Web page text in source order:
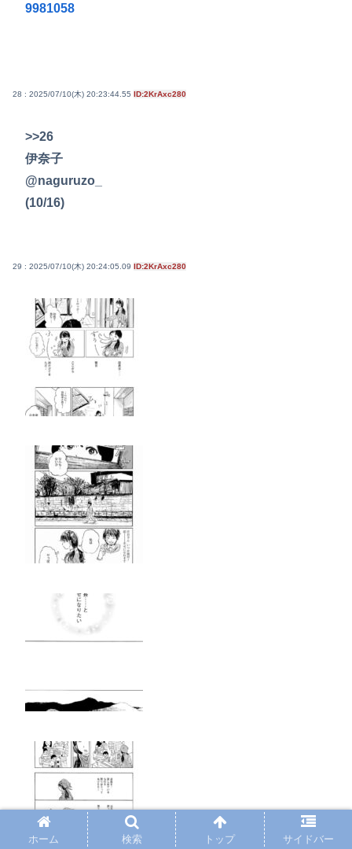
9981058
28 : 2025/07/10(木) 20:23:44.55 ID:2KrAxc280
>>26
伊奈子
@naguruzo_
(10/16)
29 : 2025/07/10(木) 20:24:05.09 ID:2KrAxc280
ホーム 検索 トップ サイドバー